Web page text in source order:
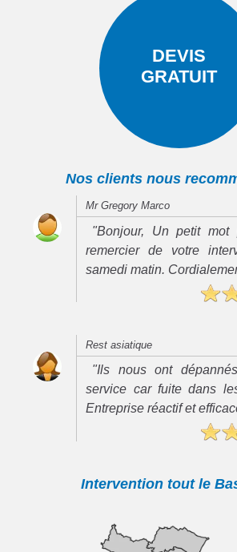
DEVIS
GRATUIT
Nos clients nous
Mr Gregory Marco
"Bonjour, Un petit mot
remercier de votre
samedi matin.
Rest asiatique
"Ils nous ont
service car fuite dans
Entreprise réactif et
Intervention tout le